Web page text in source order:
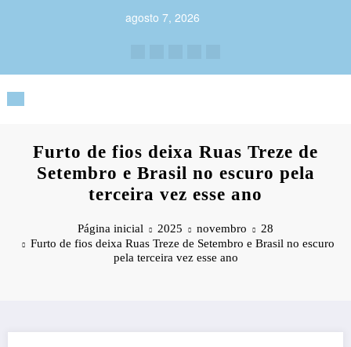
agosto 7, 2026
Furto de fios deixa Ruas Treze de
Setembro e Brasil no escuro pela
terceira vez esse ano
Página inicial 2025 novembro
28
Furto de fios deixa Ruas Treze de Setembro e Brasil no escuro
pela terceira vez esse ano